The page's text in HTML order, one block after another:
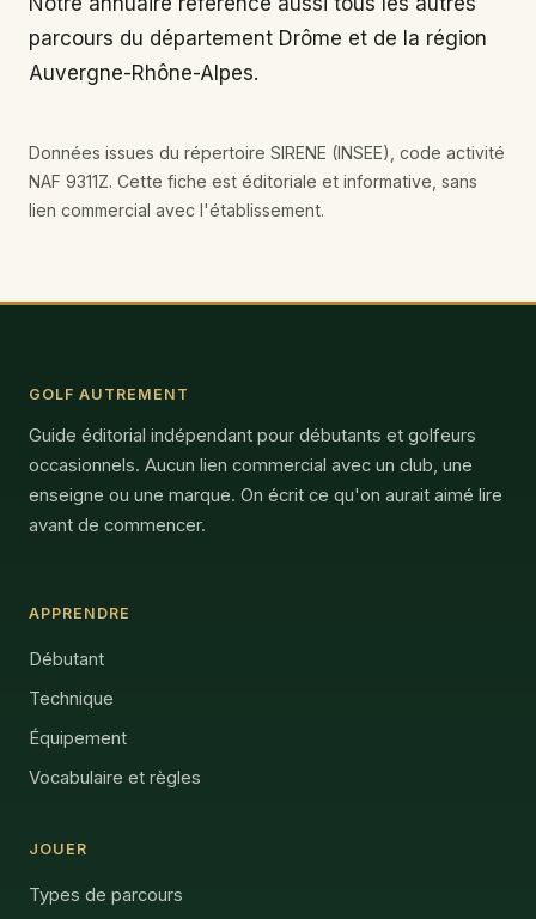
parcours du département Drôme et de la région
Auvergne-Rhône-Alpes.
Données issues du répertoire SIRENE (INSEE), code activité
NAF 9311Z. Cette fiche est éditoriale et informative, sans
lien commercial avec l'établissement.
GOLF AUTREMENT
Guide éditorial indépendant pour débutants et golfeurs
occasionnels. Aucun lien commercial avec un club, une
enseigne ou une marque. On écrit ce qu'on aurait aimé lire
avant de commencer.
APPRENDRE
Débutant
Technique
Équipement
Vocabulaire et règles
JOUER
Types de parcours